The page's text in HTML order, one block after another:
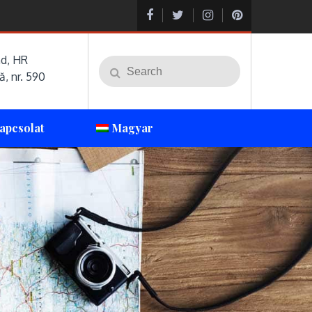
HR
nr. 590
Search
for:
Search
Magyar